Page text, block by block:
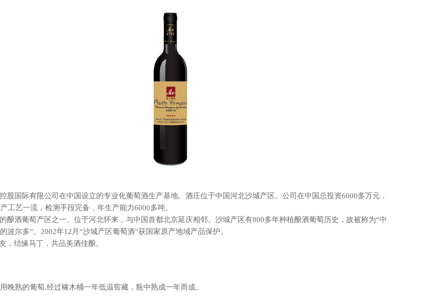
国际有限公司在中国设立的专业化葡萄酒生产基地。酒庄位于中国河北沙城产区。公司在中国总投资6000多万元，
工艺一流，检测手段完备，年生产能力6000多吨。
酒葡萄产区之一。位于河北怀来，与中国首都北京延庆相邻。沙城产区有800多年种植酿酒葡萄历史，故被称为“中
尔多”。2002年12月“沙城产区葡萄酒”获国家原产地域产品保护。
结缘马丁，共品美酒佳酿。
晚熟的葡萄,经过橡木桶一年低温窖藏，瓶中熟成一年而成。